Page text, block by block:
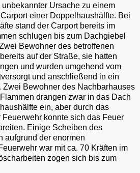
Ursache zu einem
einer Doppelhaushälfte. Bei
stand der Carport bereits im
schlugen bis zum Dachgiebel
Bewohner des betroffenen
auf der Straße, sie hatten
und wurden umgehend vom
und anschließend in ein
Zwei Bewohner des Nachbarhauses
drangen zwar in das Dach
ein, aber durch das
konnte sich das Feuer
Einige Scheiben des
aufgrund der enormen
war mit ca. 70 Kräften im
zogen sich bis zum